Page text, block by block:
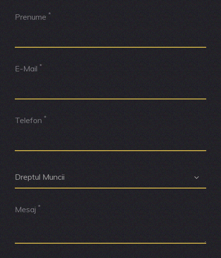
Prenume *
E-Mail *
Telefon *
Mesaj *